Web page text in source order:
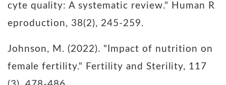
cyte quality: A systematic review." Human R
eproduction, 38(2), 245-259.
Johnson, M. (2022). "Impact of nutrition on
female fertility." Fertility and Sterility, 117